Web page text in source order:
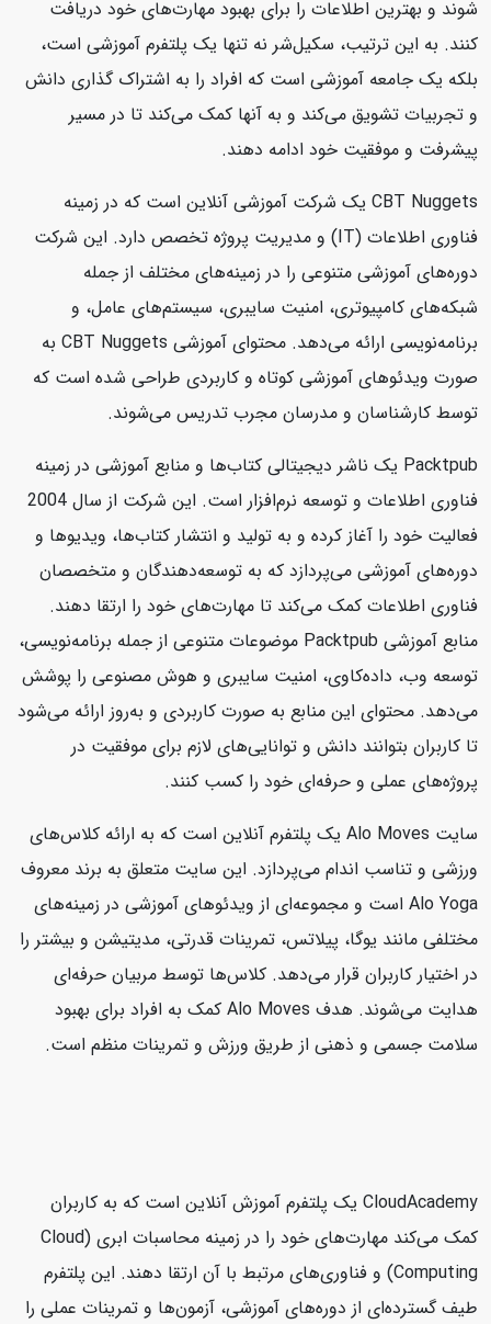
شوند و بهترین اطلاعات را برای بهبود مهارت‌های خود دریافت
کنند. به این ترتیب، سکیل‌شر نه تنها یک پلتفرم آموزشی است،
بلکه یک جامعه آموزشی است که افراد را به اشتراک گذاری دانش
و تجربیات تشویق می‌کند و به آنها کمک می‌کند تا در مسیر
پیشرفت و موفقیت خود ادامه دهند.
CBT Nuggets یک شرکت آموزشی آنلاین است که در زمینه
فناوری اطلاعات (IT) و مدیریت پروژه تخصص دارد. این شرکت
دوره‌های آموزشی متنوعی را در زمینه‌های مختلف از جمله
شبکه‌های کامپیوتری، امنیت سایبری، سیستم‌های عامل، و
برنامه‌نویسی ارائه می‌دهد. محتوای آموزشی CBT Nuggets به
صورت ویدئوهای آموزشی کوتاه و کاربردی طراحی شده است که
توسط کارشناسان و مدرسان مجرب تدریس می‌شوند.
Packtpub یک ناشر دیجیتالی کتاب‌ها و منابع آموزشی در زمینه
فناوری اطلاعات و توسعه نرم‌افزار است. این شرکت از سال 2004
فعالیت خود را آغاز کرده و به تولید و انتشار کتاب‌ها، ویدیوها و
دوره‌های آموزشی می‌پردازد که به توسعه‌دهندگان و متخصصان
فناوری اطلاعات کمک می‌کند تا مهارت‌های خود را ارتقا دهند.
منابع آموزشی Packtpub موضوعات متنوعی از جمله برنامه‌نویسی،
توسعه وب، داده‌کاوی، امنیت سایبری و هوش مصنوعی را پوشش
می‌دهد. محتوای این منابع به صورت کاربردی و به‌روز ارائه می‌شود
تا کاربران بتوانند دانش و توانایی‌های لازم برای موفقیت در
پروژه‌های عملی و حرفه‌ای خود را کسب کنند.
سایت Alo Moves یک پلتفرم آنلاین است که به ارائه کلاس‌های
ورزشی و تناسب اندام می‌پردازد. این سایت متعلق به برند معروف
Alo Yoga است و مجموعه‌ای از ویدئوهای آموزشی در زمینه‌های
مختلفی مانند یوگا، پیلاتس، تمرینات قدرتی، مدیتیشن و بیشتر را
در اختیار کاربران قرار می‌دهد. کلاس‌ها توسط مربیان حرفه‌ای
هدایت می‌شوند. هدف Alo Moves کمک به افراد برای بهبود
سلامت جسمی و ذهنی از طریق ورزش و تمرینات منظم است.
CloudAcademy یک پلتفرم آموزش آنلاین است که به کاربران
کمک می‌کند مهارت‌های خود را در زمینه محاسبات ابری (Cloud
Computing) و فناوری‌های مرتبط با آن ارتقا دهند. این پلتفرم
طیف گسترده‌ای از دوره‌های آموزشی، آزمون‌ها و تمرینات عملی را